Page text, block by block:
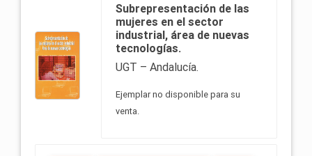
Subrepresentación de las
mujeres en el sector
industrial, área de nuevas
tecnologías.
UGT – Andalucía.
Ejemplar no disponible para su
venta.